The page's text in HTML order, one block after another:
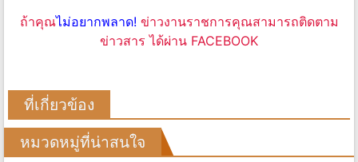
ถ้าคุณไม่อยากพลาด! ข่าวงานราชการคุณสามารถติดตาม
ข่าวสาร ได้ผ่าน FACEBOOK
ที่เกี่ยวข้อง
หมวดหมู่ที่น่าสนใจ